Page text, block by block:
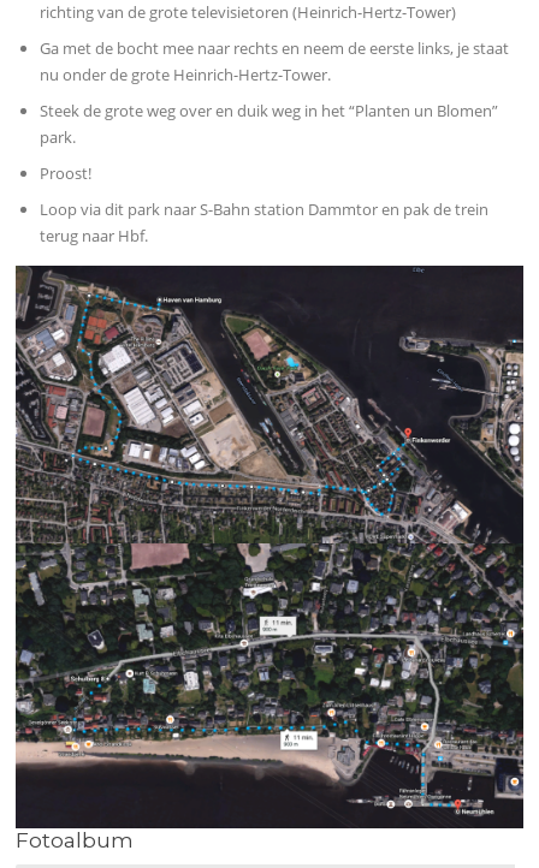
richting van de grote televisietoren (Heinrich-Hertz-Tower)
Ga met de bocht mee naar rechts en neem de eerste links, je staat
nu onder de grote Heinrich-Hertz-Tower.
Steek de grote weg over en duik weg in het “Planten un Blomen”
park.
Proost!
Loop via dit park naar S-Bahn station Dammtor en pak de trein
terug naar Hbf.
Fotoalbum